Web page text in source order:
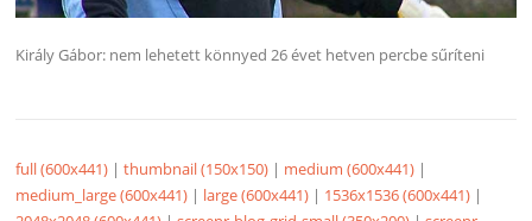
Király Gábor: nem lehetett könnyed 26 évet hetven percbe sűríteni
full (600x441) |thumbnail (150x150) | medium (600x441) |
medium_large (600x441) | large (600x441) | 1536x1536 (600x441) |